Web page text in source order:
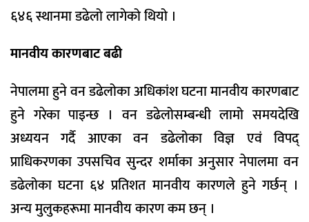
६४६ स्थानमा डढेलो लागेको थियो ।
मानवीय कारणबाट बढी
नेपालमा हुने वन डढेलोका अधिकांश घटना मानवीय कारणबाट
हुने गरेका पाइन्छ । वन डढेलोसम्बन्धी लामो समयदेखि
अध्ययन गर्दै आएका वन डढेलोका विज्ञ एवं विपद्
प्राधिकरणका उपसचिव सुन्दर शर्माका अनुसार नेपालमा वन
डढेलोका घटना ६४ प्रतिशत मानवीय कारणले हुने गर्छन् ।
अन्य मुलुकहरूमा मानवीय कारण कम छन् ।